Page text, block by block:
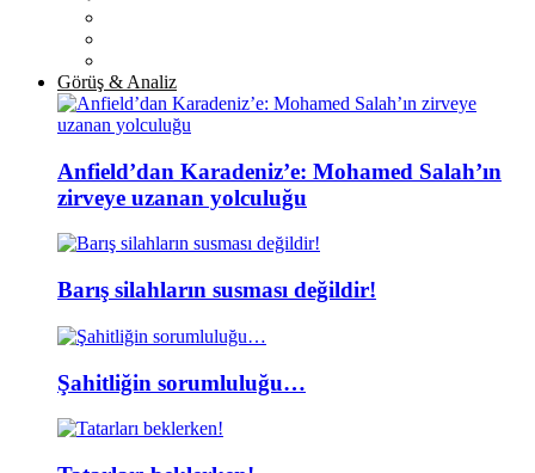
Görüş & Analiz
Anfield’dan Karadeniz’e: Mohamed Salah’ın
zirveye uzanan yolculuğu
Barış silahların susması değildir!
Şahitliğin sorumluluğu…